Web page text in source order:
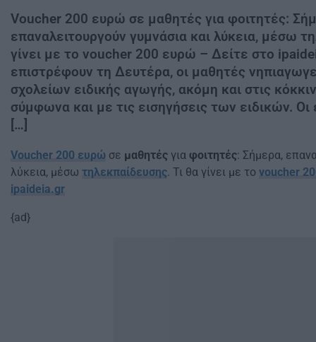
Voucher 200 ευρώ σε μαθητές για φοιτητές:
επαναλειτουργούν γυμνάσια και λύκεια, μέσω
γίνει με το voucher 200 ευρώ – Δείτε στο
επιστρέφουν τη Δευτέρα, οι μαθητές
σχολείων ειδικής αγωγής, ακόμη και στις
σύμφωνα και με τις εισηγήσεις των ειδικών. Οι
[…]
Voucher 200 ευρώ σε μαθητές για φοιτητές: Σήμερα,
λύκεια, μέσω τηλεκπαίδευσης. Τι θα γίνει με το voucher
ipaideia.gr
{ad}